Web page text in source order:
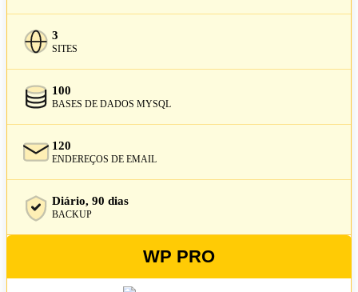
3
SITES
100
BASES DE DADOS MYSQL
120
ENDEREÇOS DE EMAIL
Diário, 90 dias
BACKUP
WP PRO